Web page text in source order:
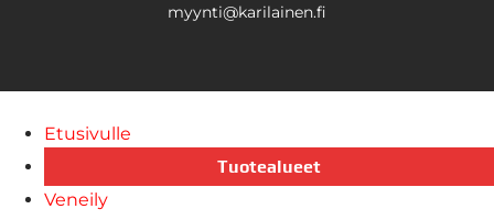
myynti@karilainen.fi
Etusivulle
Tuotealueet
Veneily